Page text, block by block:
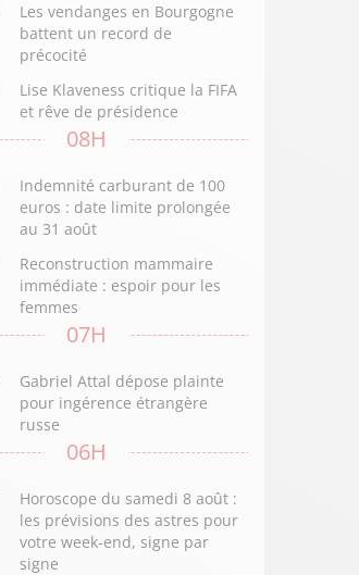
Les vendanges en Bourgogne
battent un record de
précocité
Lise Klaveness critique la FIFA
et rêve de présidence
08H
Indemnité carburant de 100
euros : date limite prolongée
au 31 août
Reconstruction mammaire
immédiate : espoir pour les
femmes
07H
Gabriel Attal dépose plainte
pour ingérence étrangère
russe
06H
Horoscope du samedi 8 août :
les prévisions des astres pour
votre week-end, signe par
signe